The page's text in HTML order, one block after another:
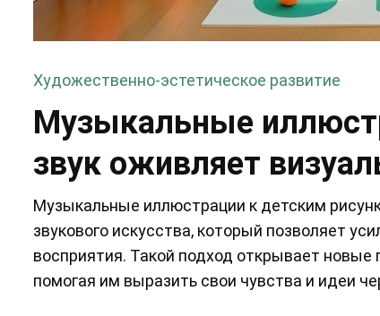
Художественно-эстетическое развитие
Музыкальные
звук оживляет
Музыкальные иллюстрации к детским
звукового искусства, который позволяет
восприятия. Такой подход открывает новые
помогая им выразить свои чувства и идеи